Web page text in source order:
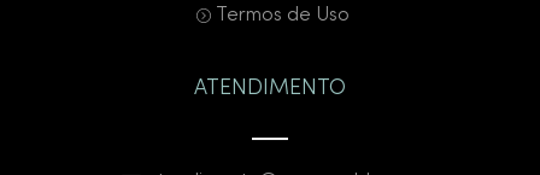
Termos de Uso
ATENDIMENTO